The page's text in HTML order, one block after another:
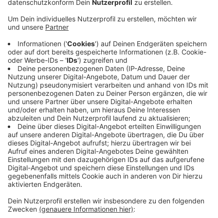
Rettungskräfte fanden den zuvor vermisst
gemeldeten Mann nach einer groß angelegten Suche
tot im Wasser. Polizei und Feuerwehr hatten zuvor mit
Booten, Jetskis, Drohnen, einer Unterwasserdrohne
und Tauchern nach dem Vermissten gesucht. Auch ein
Rettungshubschrauber war im Einsatz. Nach bisherigen
Erkenntnissen geht die Polizei von einem tragischen
Unglück aus. Augenzeugen zufolge war der junge Mann
gemeinsam mit einem Freund schwimmen, als er
plötzlich unterging. Der Begleiter wurde demnach
unverletzt von einem Stand-up-Paddleboard
aufgenommen.